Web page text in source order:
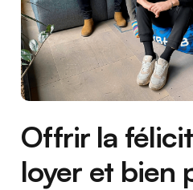
Offrir la
loyer et bien